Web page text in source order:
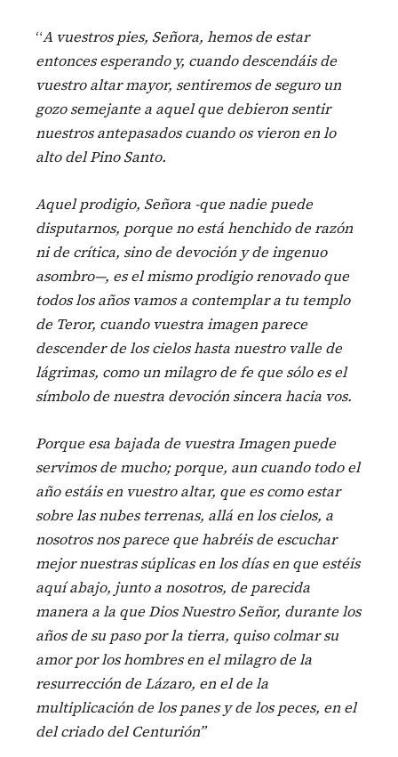
“A vuestros pies, Señora, hemos de estar
entonces esperando y, cuando descendáis de
vuestro altar mayor, sentiremos de seguro un
gozo semejante a aquel que debieron sentir
nuestros antepasados cuando os vieron en lo
alto del Pino Santo.
Aquel prodigio, Señora -que nadie puede
disputarnos, porque no está henchido de razón
ni de crítica, sino de devoción y de ingenuo
asombro—, es el mismo prodigio renovado que
todos los años vamos a contemplar a tu templo
de Teror, cuando vuestra imagen parece
descender de los cielos hasta nuestro valle de
lágrimas, como un milagro de fe que sólo es el
símbolo de nuestra devoción sincera hacia vos.
Porque esa bajada de vuestra Imagen puede
servimos de mucho; porque, aun cuando todo el
año estáis en vuestro altar, que es como estar
sobre las nubes terrenas, allá en los cielos, a
nosotros nos parece que habréis de escuchar
mejor nuestras súplicas en los días en que estéis
aquí abajo, junto a nosotros, de parecida
manera a la que Dios Nuestro Señor, durante los
años de su paso por la tierra, quiso colmar su
amor por los hombres en el milagro de la
resurrección de Lázaro, en el de la
multiplicación de los panes y de los peces, en el
del criado del Centurión”